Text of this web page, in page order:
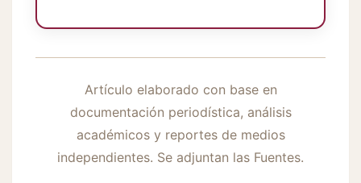
Artículo elaborado con base en
documentación periodística, análisis
académicos y reportes de medios
independientes. Se adjuntan las Fuentes.